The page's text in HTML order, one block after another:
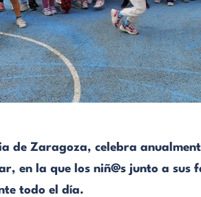
de Zaragoza, celebra
en la que los niñ@s junto a
todo el día.